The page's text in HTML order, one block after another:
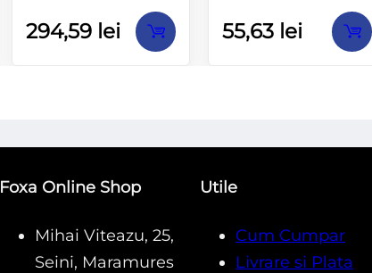
la
294,59 lei
la
55,63 lei
Foxa Online Shop
Mihai Viteazu, 25,
Seini, Maramures
Utile
Cum Cumpar
Livrare si Plata